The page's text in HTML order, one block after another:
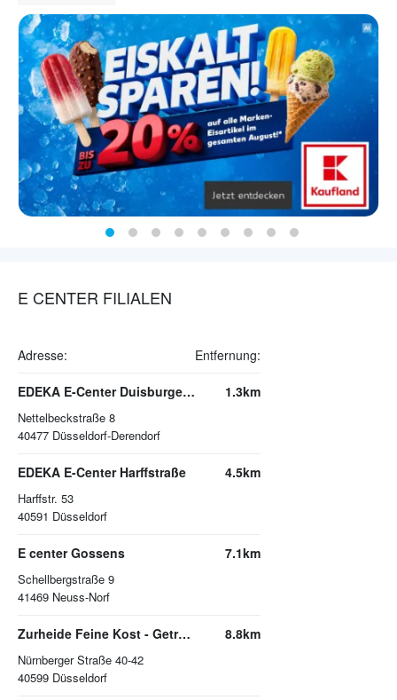
E CENTER FILIALEN
Adresse: Entfernung:
EDEKA E-Center Duisburger Straße
Nettelbeckstraße 8
40477 Düsseldorf-Derendorf
1.3km
EDEKA E-Center Harffstraße
Harffstr. 53
40591 Düsseldorf
4.5km
E center Gossens
Schellbergstraße 9
41469 Neuss-Norf
7.1km
Zurheide Feine Kost - Getränkemarkt
Nürnberger Straße 40-42
40599 Düsseldorf
8.8km